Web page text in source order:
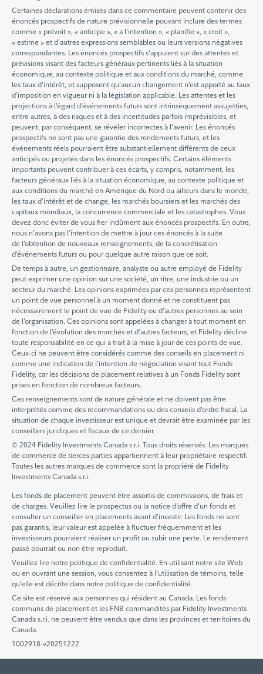
Certaines déclarations émises dans ce commentaire peuvent contenir des
énoncés prospectifs de nature prévisionnelle pouvant inclure des termes
comme « prévoit », « anticipe », « a l’intention », « planifie », « croit »,
« estime » et d’autres expressions semblables ou leurs versions négatives
correspondantes. Les énoncés prospectifs s’appuient sur des attentes et
prévisions visant des facteurs généraux pertinents liés à la situation
économique, au contexte politique et aux conditions du marché, comme
les taux d’intérêt, et supposent qu’aucun changement n’est apporté au taux
d’imposition en vigueur ni à la législation applicable. Les attentes et les
projections à l’égard d’événements futurs sont intrinsèquement assujetties,
entre autres, à des risques et à des incertitudes parfois imprévisibles, et
peuvent, par conséquent, se révéler incorrectes à l’avenir. Les énoncés
prospectifs ne sont pas une garantie des rendements futurs, et les
événements réels pourraient être substantiellement différents de ceux
anticipés ou projetés dans les énoncés prospectifs. Certains éléments
importants peuvent contribuer à ces écarts, y compris, notamment, les
facteurs généraux liés à la situation économique, au contexte politique et
aux conditions du marché en Amérique du Nord ou ailleurs dans le monde,
les taux d’intérêt et de change, les marchés boursiers et les marchés des
capitaux mondiaux, la concurrence commerciale et les catastrophes. Vous
devez donc éviter de vous fier indûment aux énoncés prospectifs. En outre,
nous n’avons pas l’intention de mettre à jour ces énoncés à la suite
de l’obtention de nouveaux renseignements, de la concrétisation
d’événements futurs ou pour quelque autre raison que ce soit.
De temps à autre, un gestionnaire, analyste ou autre employé de Fidelity
peut exprimer une opinion sur une société, un titre, une industrie ou un
secteur du marché. Les opinions exprimées par ces personnes représentent
un point de vue personnel à un moment donné et ne constituent pas
nécessairement le point de vue de Fidelity ou d’autres personnes au sein
de l’organisation. Ces opinions sont appelées à changer à tout moment en
fonction de l’évolution des marchés et d’autres facteurs, et Fidelity décline
toute responsabilité en ce qui a trait à la mise à jour de ces points de vue.
Ceux-ci ne peuvent être considérés comme des conseils en placement ni
comme une indication de l’intention de négociation visant tout Fonds
Fidelity, car les décisions de placement relatives à un Fonds Fidelity sont
prises en fonction de nombreux facteurs.
Ces renseignements sont de nature générale et ne doivent pas être
interprétés comme des recommandations ou des conseils d’ordre fiscal. La
situation de chaque investisseur est unique et devrait être examinée par les
conseillers juridiques et fiscaux de ce dernier.
© 2024 Fidelity Investments Canada s.r.i. Tous droits réservés. Les marques
de commerce de tierces parties appartiennent à leur propriétaire respectif.
Toutes les autres marques de commerce sont la propriété de Fidelity
Investments Canada s.r.i.
Les fonds de placement peuvent être assortis de commissions, de frais et
de charges. Veuillez lire le prospectus ou la notice d’offre d’un fonds et
consulter un conseiller en placements avant d’investir. Les fonds ne sont
pas garantis, leur valeur est appelée à fluctuer fréquemment et les
investisseurs pourraient réaliser un profit ou subir une perte. Le rendement
passé pourrait ou non être reproduit.
Veuillez lire notre politique de confidentialité. En utilisant notre site Web
ou en ouvrant une session, vous consentez à l’utilisation de témoins, telle
qu’elle est décrite dans notre politique de confidentialité.
Ce site est réservé aux personnes qui résident au Canada. Les fonds
communs de placement et les FNB commandités par Fidelity Investments
Canada s.r.i. ne peuvent être vendus que dans les provinces et territoires du
Canada.
1002918-v20251222